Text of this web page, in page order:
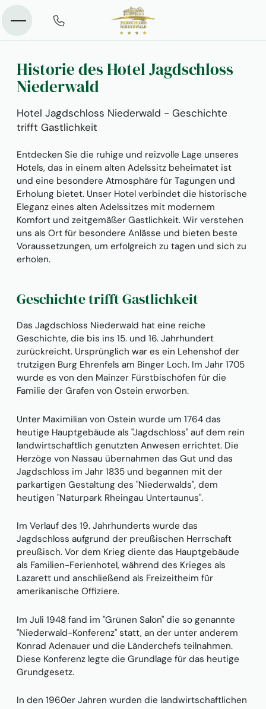
Historie des Hotel Jagdschloss
Niederwald
Hotel Jagdschloss Niederwald - Geschichte
trifft Gastlichkeit
Entdecken Sie die ruhige und reizvolle Lage unseres
Hotels, das in einem alten Adelssitz beheimatet ist
und eine besondere Atmosphäre für Tagungen und
Erholung bietet. Unser Hotel verbindet die historische
Eleganz eines alten Adelssitzes mit modernem
Komfort und zeitgemäßer Gastlichkeit. Wir verstehen
uns als Ort für besondere Anlässe und bieten beste
Voraussetzungen, um erfolgreich zu tagen und sich zu
erholen.
Geschichte trifft Gastlichkeit
Das Jagdschloss Niederwald hat eine reiche
Geschichte, die bis ins 15. und 16. Jahrhundert
zurückreicht. Ursprünglich war es ein Lehenshof der
trutzigen Burg Ehrenfels am Binger Loch. Im Jahr 1705
wurde es von den Mainzer Fürstbischöfen für die
Familie der Grafen von Ostein erworben.
Unter Maximilian von Ostein wurde um 1764 das
heutige Hauptgebäude als "Jagdschloss" auf dem rein
landwirtschaftlich genutzten Anwesen errichtet. Die
Herzöge von Nassau übernahmen das Gut und das
Jagdschloss im Jahr 1835 und begannen mit der
parkartigen Gestaltung des "Niederwalds", dem
heutigen "Naturpark Rheingau Untertaunus".
Im Verlauf des 19. Jahrhunderts wurde das
Jagdschloss aufgrund der preußischen Herrschaft
preußisch. Vor dem Krieg diente das Hauptgebäude
als Familien-Ferienhotel, während des Krieges als
Lazarett und anschließend als Freizeitheim für
amerikanische Offiziere.
Im Juli 1948 fand im "Grünen Salon" die so genannte
"Niederwald-Konferenz" statt, an der unter anderem
Konrad Adenauer und die Länderchefs teilnahmen.
Diese Konferenz legte die Grundlage für das heutige
Grundgesetz.
In den 1960er Jahren wurden die landwirtschaftlichen